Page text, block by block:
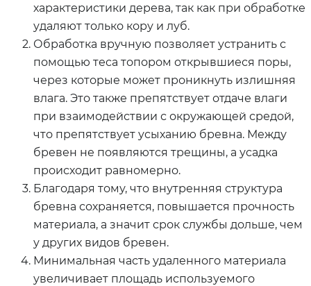
характеристики дерева, так как при обработке
удаляют только кору и луб.
Обработка вручную позволяет устранить с
помощью теса топором открывшиеся поры,
через которые может проникнуть излишняя
влага. Это также препятствует отдаче влаги
при взаимодействии с окружающей средой,
что препятствует усыханию бревна. Между
бревен не появляются трещины, а усадка
происходит равномерно.
Благодаря тому, что внутренняя структура
бревна сохраняется, повышается прочность
материала, а значит срок службы дольше, чем
у других видов бревен.
Минимальная часть удаленного материала
увеличивает площадь используемого